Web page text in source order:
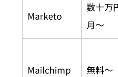
Marketo
数十万
月〜
Mailchimp 無料〜